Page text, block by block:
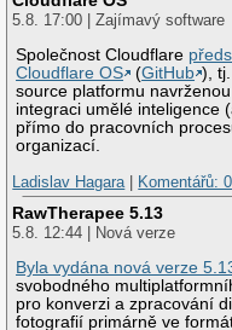
5.8. 17:00 | Zajímavý software
Společnost Cloudflare
Cloudflare OS
(GitHub ),
source platformu
integraci umělé inteligence
přímo do pracovních
organizací.
Ladislav Hagara
Komentářů: 0
RawTherapee 5.13
5.8. 12:44 | Nová verze
Byla vydána nová verze
svobodného
pro konverzi a zpracování
fotografií primárně ve